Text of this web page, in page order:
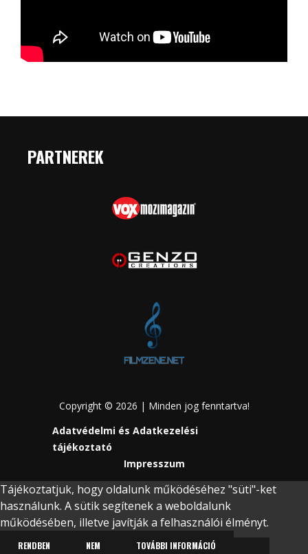
PARTNEREK
Copyright © 2026 | Minden jog fenntartva!
Adatvédelmi és Adatkezelési
tájékoztató
Impresszum
Tájékoztatjuk, hogy oldalunk működéséhez "süti"-ket
használunk. A sütik segítenek a weboldalunk
működésében, illetve javítják a felhasználói élményt.
RENDBEN NEM TOVÁBBI INFORMÁCIÓ